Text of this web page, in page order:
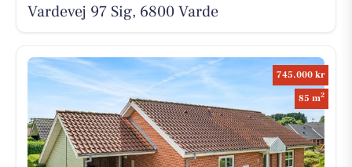
Vardevej 97 Sig, 6800 Varde
745.000 kr
85 m2